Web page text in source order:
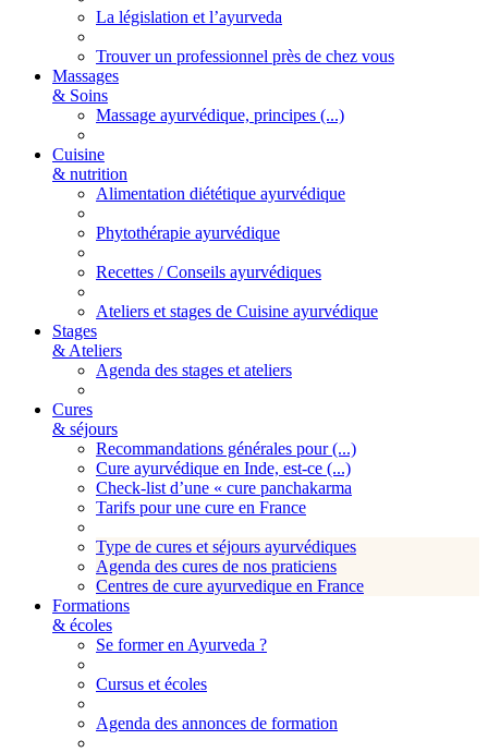
La législation et l’ayurveda
Trouver un professionnel près de chez vous
Massages
& Soins
Massage ayurvédique, principes (...)
Cuisine
& nutrition
Alimentation diététique ayurvédique
Phytothérapie ayurvédique
Recettes / Conseils ayurvédiques
Ateliers et stages de Cuisine ayurvédique
Stages
& Ateliers
Agenda des stages et ateliers
Cures
& séjours
Recommandations générales pour (...)
Cure ayurvédique en Inde, est-ce (...)
Check-list d’une « cure panchakarma
Tarifs pour une cure en France
Type de cures et séjours ayurvédiques
Agenda des cures de nos praticiens
Centres de cure ayurvedique en France
Formations
& écoles
Se former en Ayurveda ?
Cursus et écoles
Agenda des annonces de formation